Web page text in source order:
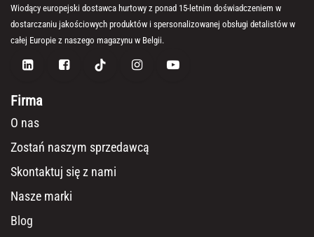
Wiodący europejski dostawca hurtowy z ponad 15-letnim doświadczeniem w
dostarczaniu jakościowych produktów i spersonalizowanej obsługi detalistów w
całej Europie z naszego magazynu w Belgii.
Firma
O nas
Zostań naszym sprzedawcą
Skontaktuj się z nami
Nasze marki
Blog